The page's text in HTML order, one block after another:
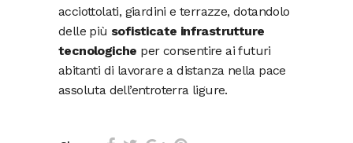
acciottolati, giardini e terrazze, dotandolo
delle più sofisticate infrastrutture
tecnologiche per consentire ai futuri
abitanti di lavorare a distanza nella pace
assoluta dell’entroterra ligure.